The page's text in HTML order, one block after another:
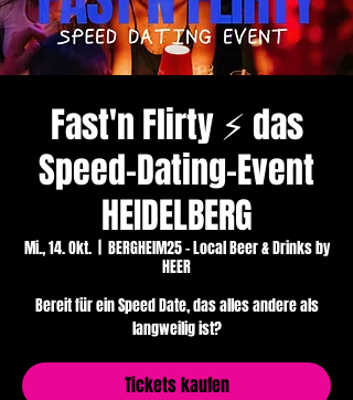
Fast'n Flirty ⚡️ das
Speed-Dating-Event
HEIDELBERG
Mi., 14. Okt.
  |
BERGHEIM25 - Local Beer & Drinks by
HEER
​Bereit für ein Speed Date, das alles andere als
langweilig ist?
Tickets kaufen